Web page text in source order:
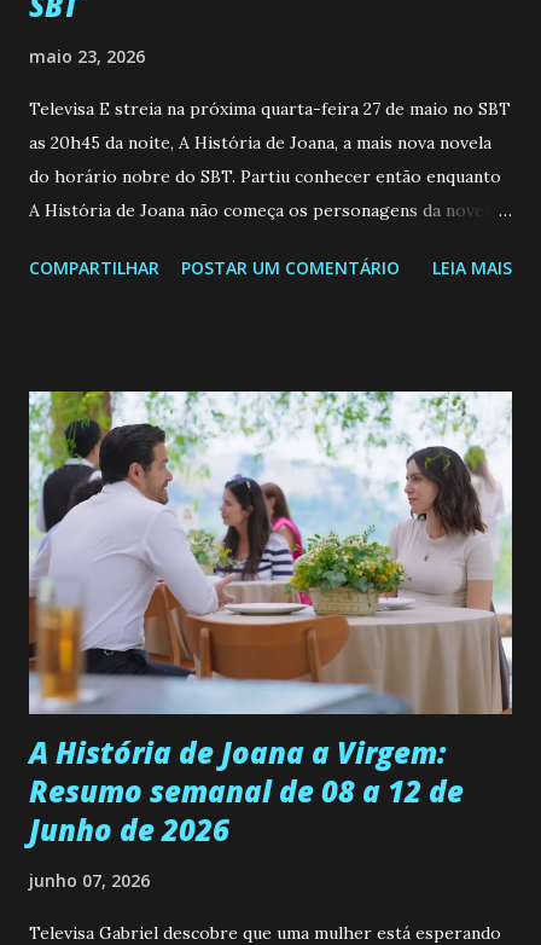
maio 23, 2026
Televisa E streia na próxima quarta-feira 27 de maio no SBT
as 20h45 da noite, A História de Joana, a mais nova novela
do horário nobre do SBT. Partiu conhecer então enquanto
A História de Joana não começa os personagens da novela?
de 25/05/26 a 31/05/26 JOANA GUADALUPE (Camila
permanecer virgem até encontrar o homem que realmente
ama, o que não é fácil, já que dedica todas as suas energias a
se aprimorar, trabalhando, estudando e se orgulhando de
ser a primeira mulher da família a ingressar na
universidade. Ela tem uma personalidade muito alegre, é
muito madura para a idade, determinada, criativa e
empática. Detesta injustiças e é uma ótima amiga. Pode ser
teimosa e muito persistente quando decide fazer algo.
Durante um exame ginecológico, ela é inseminada por eng...
COMPARTILHAR POSTAR UM COMENTÁRIO LEIA MAIS
A História de Joana a Virgem:
Resumo semanal de 08 a 12 de
Junho de 2026
junho 07, 2026
Televisa Gabriel descobre que uma mulher está esperando